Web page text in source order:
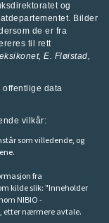
og
. Bilder
de er fra
til rett
, E. Fløistad,
data
vilkår:
som villedende, og
fra
kilde slik: "Inneholder
NIBIO -
etter nærmere avtale.